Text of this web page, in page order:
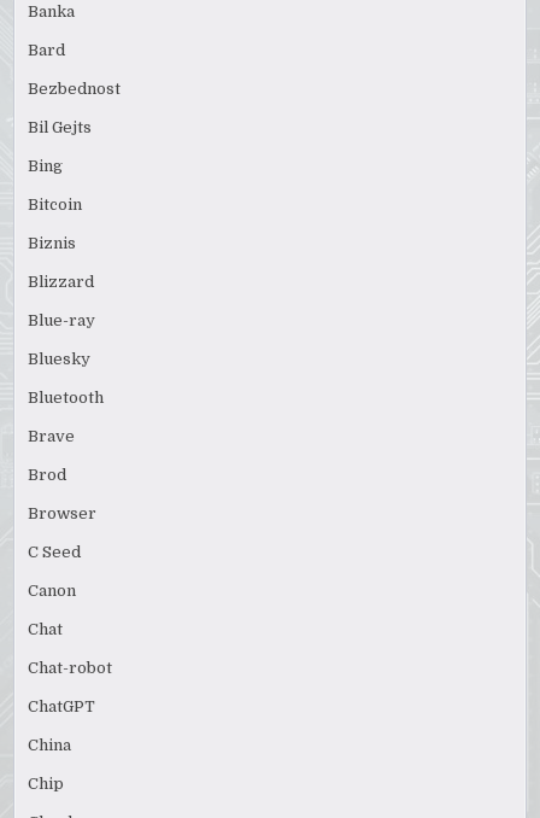
Banka
Bard
Bezbednost
Bil Gejts
Bing
Bitcoin
Biznis
Blizzard
Blue-ray
Bluesky
Bluetooth
Brave
Brod
Browser
C Seed
Canon
Chat
Chat-robot
ChatGPT
China
Chip